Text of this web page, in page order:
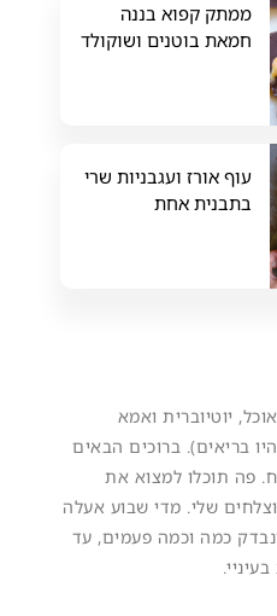
יוטיוברית ואמא
בריאים). ברוכים הבאים
פה תוכלו למצוא את
שלי. מדי שבוע אעלה
כמה וכמה פעמים, עד
ממתק קפוא בננה
חמאת בוטנים ושוקולד
עוף אורז ועגבניות שרי
בתבנית אחת